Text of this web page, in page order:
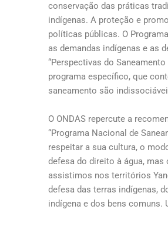
conservação das práticas
indígenas. A proteção e
políticas públicas. O
as demandas indígenas e as
“Perspectivas do
programa específico, que
saneamento são
O ONDAS repercute a
“Programa Nacional de
respeitar a sua cultura, o
defesa do direito à água,
assistimos nos territórios
defesa das terras indígenas,
indígena e dos bens comuns.